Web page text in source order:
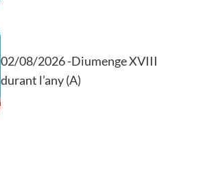
02/08/2026 -Diumenge XVIII
durant l’any (A)